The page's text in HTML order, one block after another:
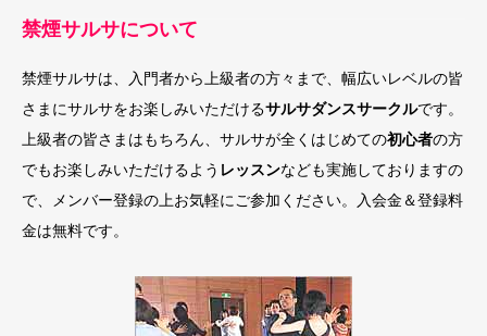
禁煙サルサについて
禁煙サルサは、入門者から上級者の方々まで、幅広いレベルの皆
さまにサルサをお楽しみいただけるサルサダンスサークルです。
上級者の皆さまはもちろん、サルサが全くはじめての初心者の方
でもお楽しみいただけるよう レッスンなども実施しておりますの
で、メンバー登録の上お気軽にご参加ください。入会金＆登録料
金は無料です。